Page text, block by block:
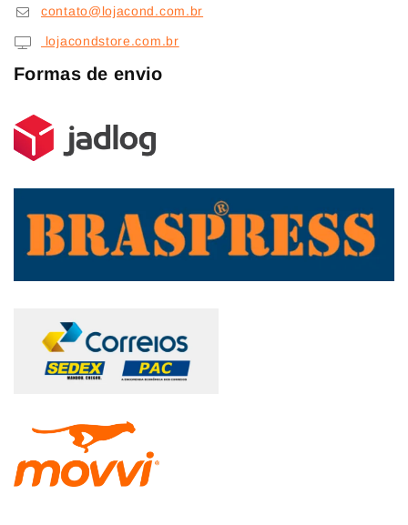
contato@lojacond.com.br
lojacondstore.com.br
Formas de envio